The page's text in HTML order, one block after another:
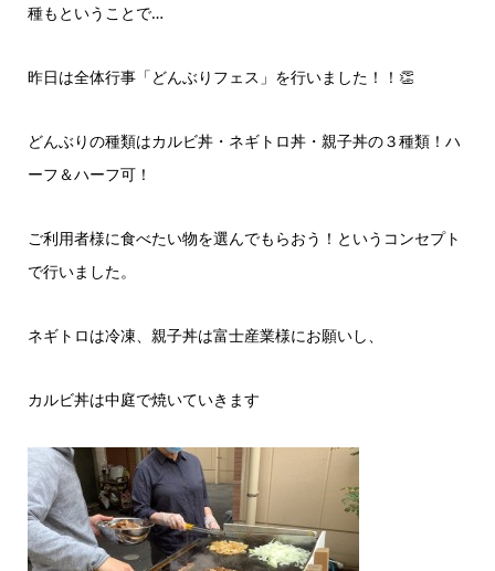
種もということで…
昨日は全体行事「どんぶりフェス」を行いました！！👏
どんぶりの種類はカルビ丼・ネギトロ丼・親子丼の３種類！ハ
ーフ＆ハーフ可！
ご利用者様に食べたい物を選んでもらおう！というコンセプト
で行いました。
ネギトロは冷凍、親子丼は富士産業様にお願いし、
カルビ丼は中庭で焼いていきます